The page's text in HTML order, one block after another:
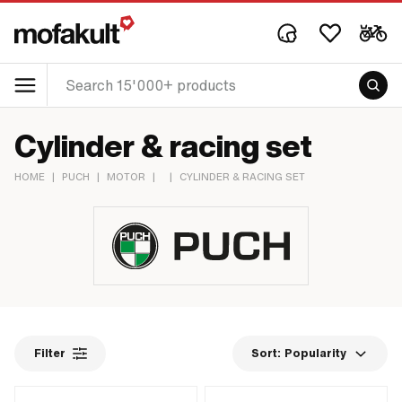
Cylinder & racing set
HOME | PUCH | MOTOR | | CYLINDER & RACING SET
Filter Sort: Popularity